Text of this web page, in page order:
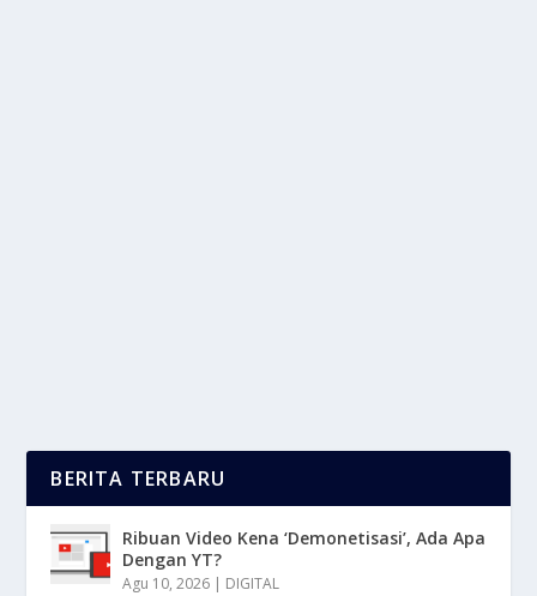
BERITA TERBARU
Ribuan Video Kena ‘Demonetisasi’, Ada Apa
Dengan YT?
Agu 10, 2026 | DIGITAL